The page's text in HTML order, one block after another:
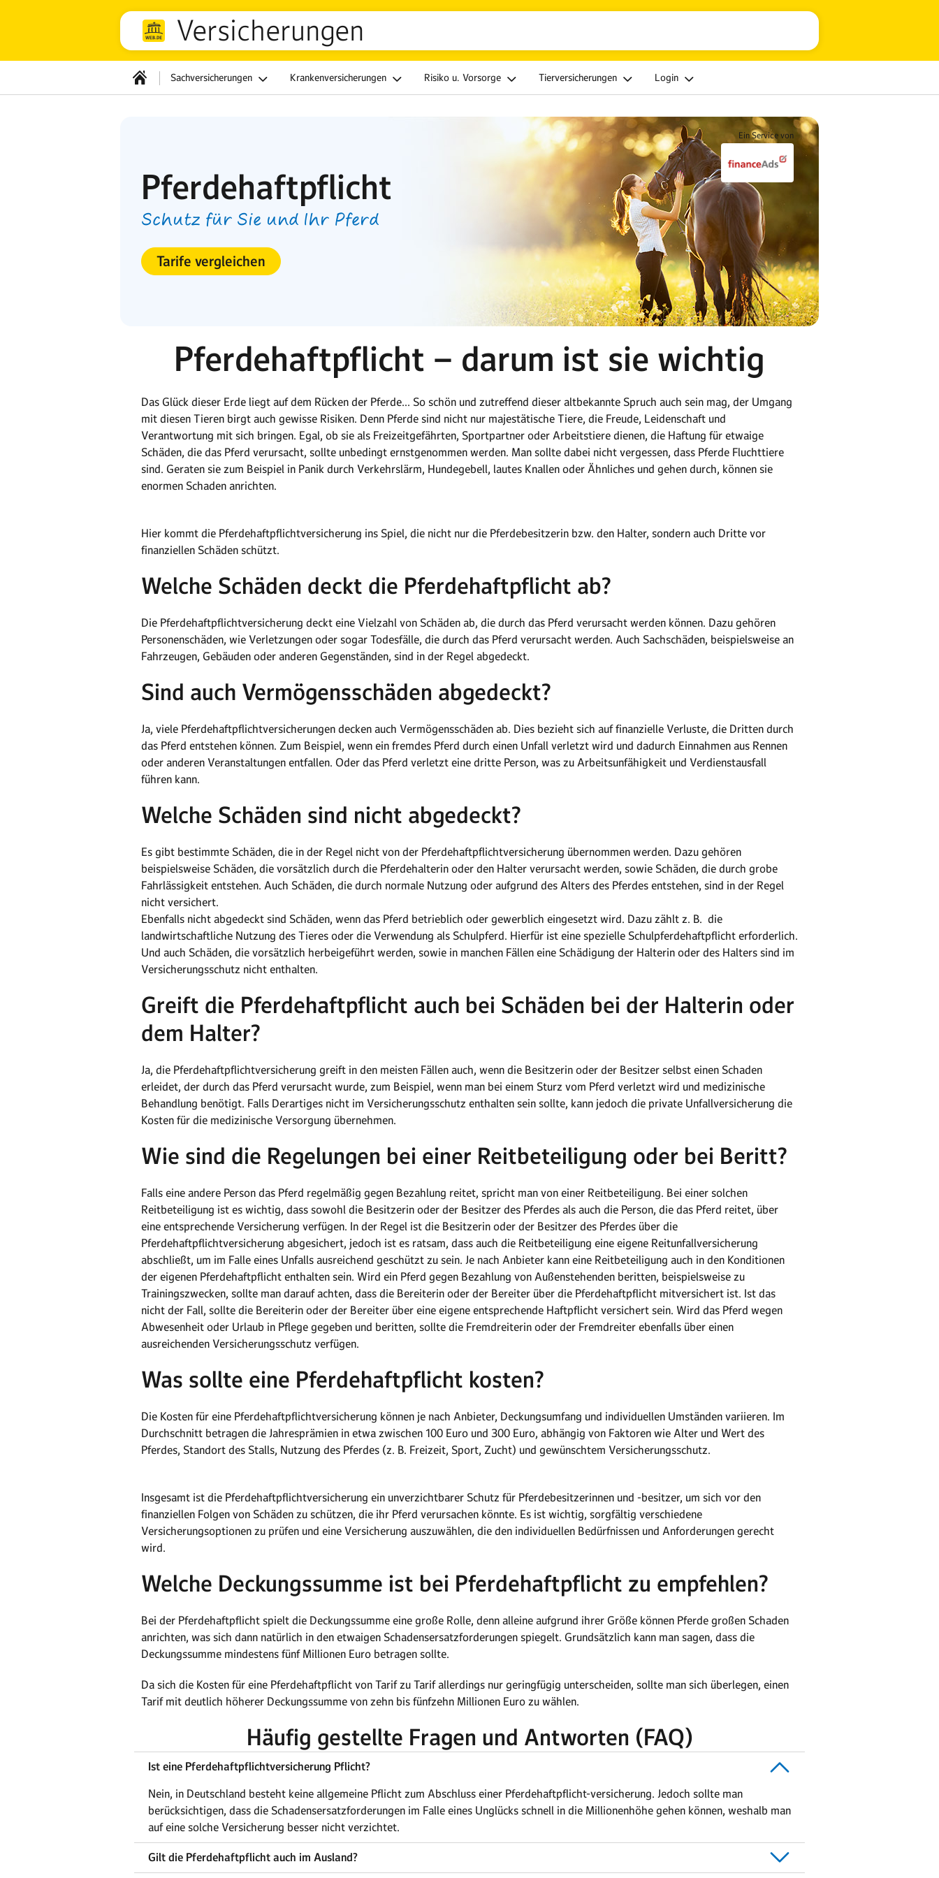
Versicherungen
Sachversicherungen Krankenversicherungen Risiko u. Vorsorge Tierversicherungen Login
Ein Service von
Pferdehaftpflicht
Schutz für Sie und Ihr Pferd
Tarife vergleichen
Pferdehaftpflicht – darum ist sie wichtig
Das Glück dieser Erde liegt auf dem Rücken der Pferde… So schön und zutreffend dieser altbekannte Spruch auch sein mag, der Umgang
mit diesen Tieren birgt auch gewisse Risiken. Denn Pferde sind nicht nur majestätische Tiere, die Freude, Leidenschaft und
Verantwortung mit sich bringen. Egal, ob sie als Freizeitgefährten, Sportpartner oder Arbeitstiere dienen, die Haftung für etwaige
Schäden, die das Pferd verursacht, sollte unbedingt ernstgenommen werden. Man sollte dabei nicht vergessen, dass Pferde Fluchttiere
sind. Geraten sie zum Beispiel in Panik durch Verkehrslärm, Hundegebell, lautes Knallen oder Ähnliches und gehen durch, können sie
enormen Schaden anrichten.
Hier kommt die Pferdehaftpflichtversicherung ins Spiel, die nicht nur die Pferdebesitzerin bzw. den Halter, sondern auch Dritte vor
finanziellen Schäden schützt.
Welche Schäden deckt die Pferdehaftpflicht ab?
Die Pferdehaftpflichtversicherung deckt eine Vielzahl von Schäden ab, die durch das Pferd verursacht werden können. Dazu gehören
Personenschäden, wie Verletzungen oder sogar Todesfälle, die durch das Pferd verursacht werden. Auch Sachschäden, beispielsweise an
Fahrzeugen, Gebäuden oder anderen Gegenständen, sind in der Regel abgedeckt.
Sind auch Vermögensschäden abgedeckt?
Ja, viele Pferdehaftpflichtversicherungen decken auch Vermögensschäden ab. Dies bezieht sich auf finanzielle Verluste, die Dritten durch
das Pferd entstehen können. Zum Beispiel, wenn ein fremdes Pferd durch einen Unfall verletzt wird und dadurch Einnahmen aus Rennen
oder anderen Veranstaltungen entfallen. Oder das Pferd verletzt eine dritte Person, was zu Arbeitsunfähigkeit und Verdienstausfall
führen kann.
Welche Schäden sind nicht abgedeckt?
Es gibt bestimmte Schäden, die in der Regel nicht von der Pferdehaftpflichtversicherung übernommen werden. Dazu gehören
beispielsweise Schäden, die vorsätzlich durch die Pferdehalterin oder den Halter verursacht werden, sowie Schäden, die durch grobe
Fahrlässigkeit entstehen. Auch Schäden, die durch normale Nutzung oder aufgrund des Alters des Pferdes entstehen, sind in der Regel
nicht versichert.
Ebenfalls nicht abgedeckt sind Schäden, wenn das Pferd betrieblich oder gewerblich eingesetzt wird. Dazu zählt z. B. die
landwirtschaftliche Nutzung des Tieres oder die Verwendung als Schulpferd. Hierfür ist eine spezielle Schulpferdehaftpflicht erforderlich.
Und auch Schäden, die vorsätzlich herbeigeführt werden, sowie in manchen Fällen eine Schädigung der Halterin oder des Halters sind im
Versicherungsschutz nicht enthalten.
Greift die Pferdehaftpflicht auch bei Schäden bei der Halterin oder
dem Halter?
Ja, die Pferdehaftpflichtversicherung greift in den meisten Fällen auch, wenn die Besitzerin oder der Besitzer selbst einen Schaden
erleidet, der durch das Pferd verursacht wurde, zum Beispiel, wenn man bei einem Sturz vom Pferd verletzt wird und medizinische
Behandlung benötigt. Falls Derartiges nicht im Versicherungsschutz enthalten sein sollte, kann jedoch die private Unfallversicherung die
Kosten für die medizinische Versorgung übernehmen.
Wie sind die Regelungen bei einer Reitbeteiligung oder bei Beritt?
Falls eine andere Person das Pferd regelmäßig gegen Bezahlung reitet, spricht man von einer Reitbeteiligung. Bei einer solchen
Reitbeteiligung ist es wichtig, dass sowohl die Besitzerin oder der Besitzer des Pferdes als auch die Person, die das Pferd reitet, über
eine entsprechende Versicherung verfügen. In der Regel ist die Besitzerin oder der Besitzer des Pferdes über die
Pferdehaftpflichtversicherung abgesichert, jedoch ist es ratsam, dass auch die Reitbeteiligung eine eigene Reitunfallversicherung
abschließt, um im Falle eines Unfalls ausreichend geschützt zu sein. Je nach Anbieter kann eine Reitbeteiligung auch in den Konditionen
der eigenen Pferdehaftpflicht enthalten sein. Wird ein Pferd gegen Bezahlung von Außenstehenden beritten, beispielsweise zu
Trainingszwecken, sollte man darauf achten, dass die Bereiterin oder der Bereiter über die Pferdehaftpflicht mitversichert ist. Ist das
nicht der Fall, sollte die Bereiterin oder der Bereiter über eine eigene entsprechende Haftpflicht versichert sein. Wird das Pferd wegen
Abwesenheit oder Urlaub in Pflege gegeben und beritten, sollte die Fremdreiterin oder der Fremdreiter ebenfalls über einen
ausreichenden Versicherungsschutz verfügen.
Was sollte eine Pferdehaftpflicht kosten?
Die Kosten für eine Pferdehaftpflichtversicherung können je nach Anbieter, Deckungsumfang und individuellen Umständen variieren. Im
Durchschnitt betragen die Jahresprämien in etwa zwischen 100 Euro und 300 Euro, abhängig von Faktoren wie Alter und Wert des
Pferdes, Standort des Stalls, Nutzung des Pferdes (z. B. Freizeit, Sport, Zucht) und gewünschtem Versicherungsschutz.
Insgesamt ist die Pferdehaftpflichtversicherung ein unverzichtbarer Schutz für Pferdebesitzerinnen und -besitzer, um sich vor den
finanziellen Folgen von Schäden zu schützen, die ihr Pferd verursachen könnte. Es ist wichtig, sorgfältig verschiedene
Versicherungsoptionen zu prüfen und eine Versicherung auszuwählen, die den individuellen Bedürfnissen und Anforderungen gerecht
wird.
Welche Deckungssumme ist bei Pferdehaftpflicht zu empfehlen?
Bei der Pferdehaftpflicht spielt die Deckungssumme eine große Rolle, denn alleine aufgrund ihrer Größe können Pferde großen Schaden
anrichten, was sich dann natürlich in den etwaigen Schadensersatzforderungen spiegelt. Grundsätzlich kann man sagen, dass die
Deckungssumme mindestens fünf Millionen Euro betragen sollte.
Da sich die Kosten für eine Pferdehaftpflicht von Tarif zu Tarif allerdings nur geringfügig unterscheiden, sollte man sich überlegen, einen
Tarif mit deutlich höherer Deckungssumme von zehn bis fünfzehn Millionen Euro zu wählen.
Häufig gestellte Fragen und Antworten (FAQ)
Ist eine Pferdehaftpflichtversicherung Pflicht?
Nein, in Deutschland besteht keine allgemeine Pflicht zum Abschluss einer Pferdehaftpflicht-versicherung. Jedoch sollte man
berücksichtigen, dass die Schadensersatzforderungen im Falle eines Unglücks schnell in die Millionenhöhe gehen können, weshalb man
auf eine solche Versicherung besser nicht verzichtet.
Gilt die Pferdehaftpflicht auch im Ausland?